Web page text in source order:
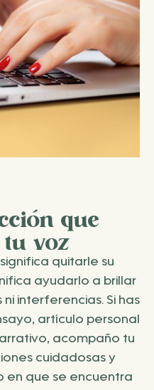
que
voz
quitarle su
ayudarlo a brillar
interferencias. Si has
artículo personal
acompaño tu
cuidadosas y
que se encuentra